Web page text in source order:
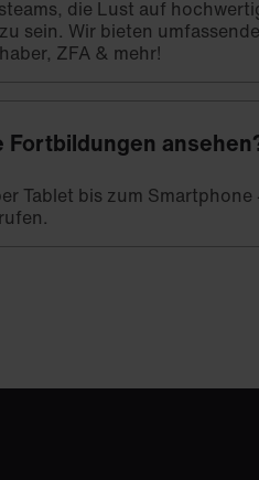
die Lust auf
sein. Wir bieten umfassende
ZFA & mehr!
Fortbildungen
Tablet bis zum